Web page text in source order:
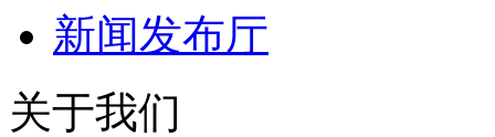
新闻发布厅
关于我们